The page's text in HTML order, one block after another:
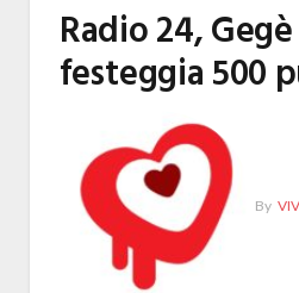
Radio 24,
festeggia 500
By